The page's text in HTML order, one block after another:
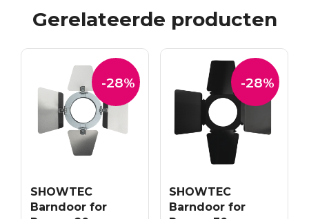
Gerelateerde producten
-28%
SHOWTEC
Barndoor for
-28%
SHOWTEC
Barndoor for